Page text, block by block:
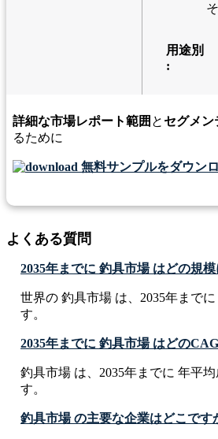
用途別
:
詳細な市場レポート範囲 と セグメン
るために
無料サンプルをダウン
よくある質問
2035年までに 釣具市場 はどの規
世界の 釣具市場 は、2035年まで
す。
2035年までに 釣具市場 はどの
釣具市場 は、2035年までに 年平
す。
釣具市場 の主要な企業はどこです